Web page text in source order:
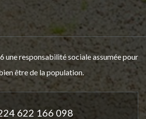
une responsabilité sociale assumée pour
être de la population.
622 166 098